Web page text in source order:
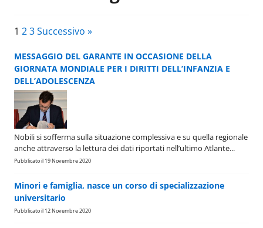
1 23Successivo »
MESSAGGIO DEL GARANTE IN OCCASIONE DELLA
GIORNATA MONDIALE PER I DIRITTI DELL’INFANZIA E
DELL’ADOLESCENZA
Nobili si sofferma sulla situazione complessiva e su quella regionale
anche attraverso la lettura dei dati riportati nell’ultimo Atlante...
Pubblicato il 19 Novembre 2020
Minori e famiglia, nasce un corso di specializzazione
universitario
Pubblicato il 12 Novembre 2020